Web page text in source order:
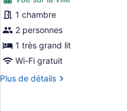
pour
ce
type
de
chambre :
Chambre,
1 chambre
2 personnes
1 très grand lit
Wi-Fi gratuit
Plus de détails
Plus